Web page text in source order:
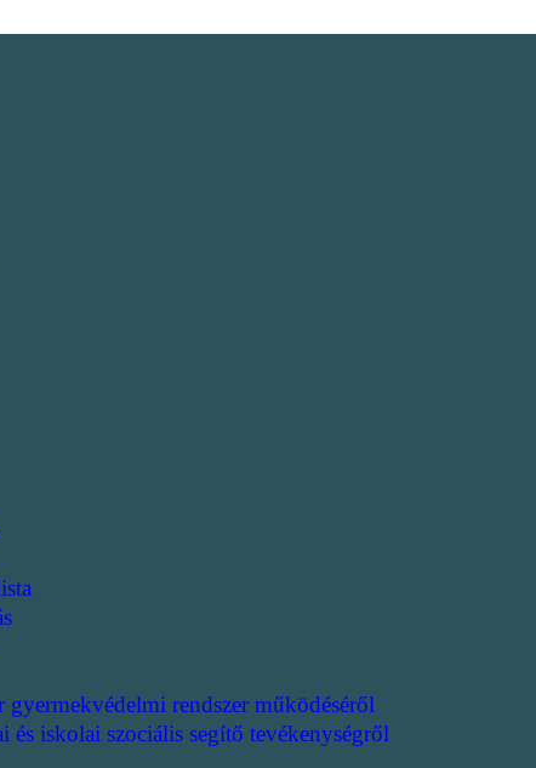
gyermekvédelmi rendszer működéséről
és iskolai szociális segítő tevékenységről